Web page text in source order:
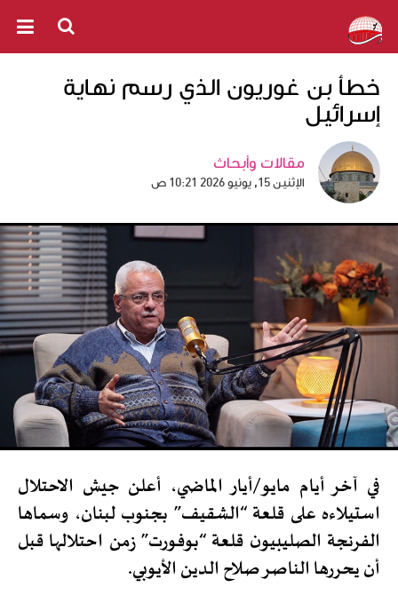
خطأ بن غوريون الذي رسم نهاية
إسرائيل
مقالات وأبحاث
الإثنين 15, يونيو 2026 10:21 ص
في آخر أيام مايو/أيار الماضي، أعلن جيش الاحتلال
استيلاءه على قلعة “الشقيف” بجنوب لبنان، وسماها
الفرنجة الصليبيون قلعة “بوفورت” زمن احتلالها قبل
أن يحررها الناصر صلاح الدين الأيوبي.